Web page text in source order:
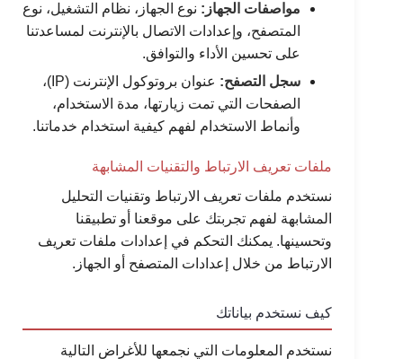
مواصفات الجهاز: نوع الجهاز، نظام التشغيل، نوع
المتصفح، وإعدادات الاتصال بالإنترنت لمساعدتنا
على تحسين الأداء والتوافق.
سجل التصفح:
عنوان بروتوكول الإنترنت (IP)،
الصفحات التي تمت زيارتها، مدة الاستخدام،
وأنماط الاستخدام لفهم كيفية استخدام خدماتنا.
ملفات تعريف الارتباط والتقنيات المشابهة
نستخدم ملفات تعريف الارتباط وتقنيات التحليل
المشابهة لفهم تجربتك على موقعنا أو تطبيقنا
وتحسينها. يمكنك التحكم في إعدادات ملفات تعريف
الارتباط من خلال إعدادات المتصفح أو الجهاز.
كيف نستخدم بياناتك
نستخدم المعلومات التي نجمعها للأغراض التالية